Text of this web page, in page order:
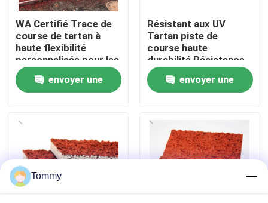
Visite de l'usine
Contrôle de qualité
Nous contacter
Nouvelles
Cas
Demander un devis
WA Certifié Trace de
course de tartan à
haute flexibilité
personnalisée pour les
projets
envoyer une
Résistant aux UV
Tartan piste de
course haute
durabilité Résistance
aux dommages
envoyer une
Tommy